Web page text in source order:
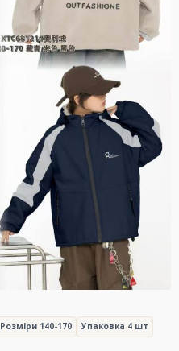
Розміри 140-170 Упаковка 4 шт